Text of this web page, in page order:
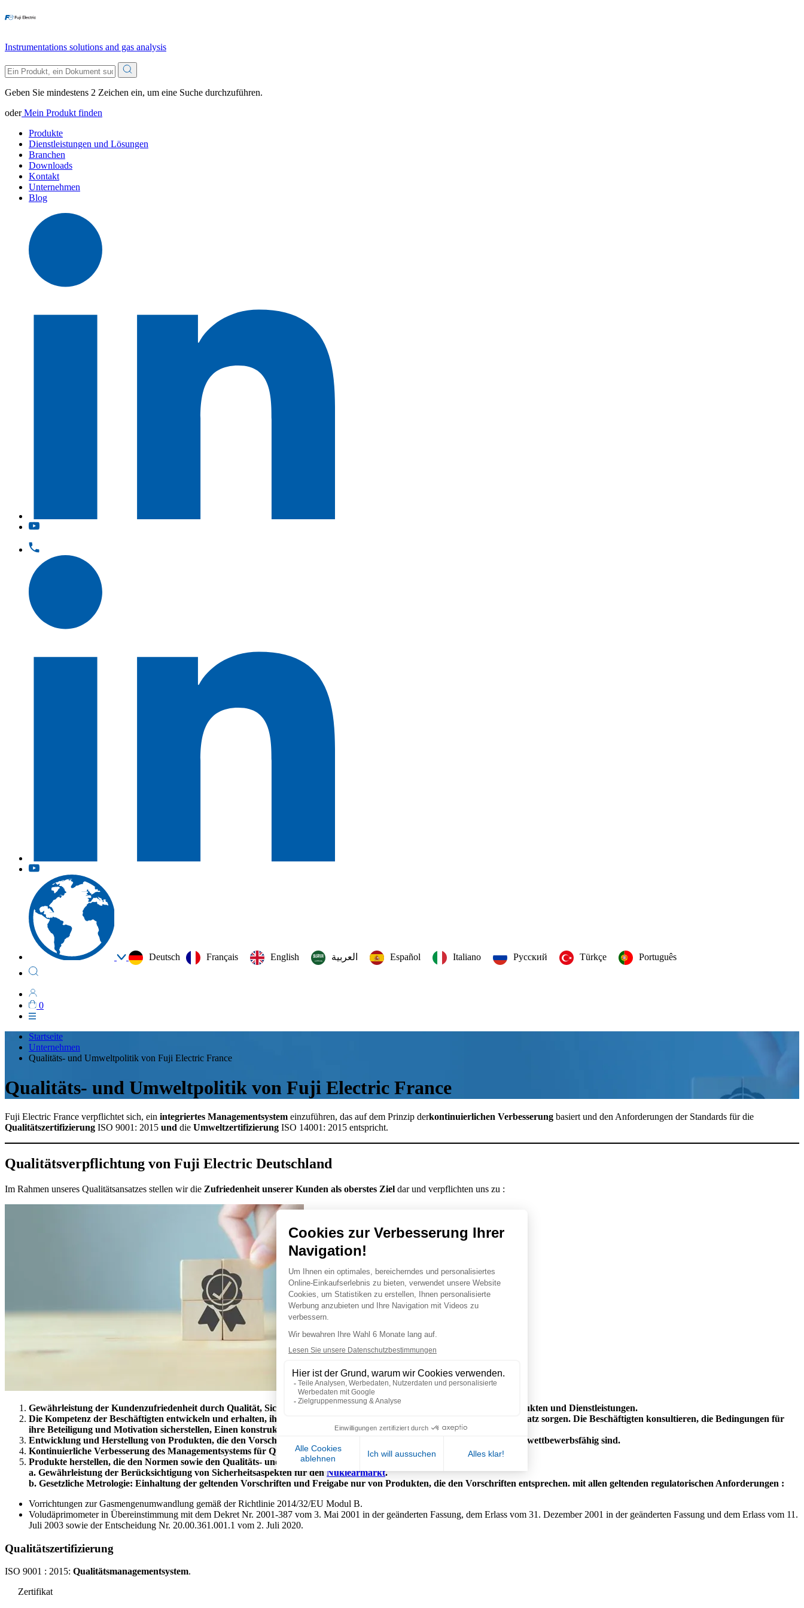
Instrumentations solutions and gas analysis
Geben Sie mindestens 2 Zeichen ein, um eine Suche durchzuführen.
oderMein Produkt finden
Produkte
Dienstleistungen und Lösungen
Branchen
Downloads
Kontakt
Unternehmen
Blog
Deutsch Français English العربية‏ Español Italiano Русский Türkçe Português
0
Startseite
Unternehmen
Qualitäts- und Umweltpolitik von Fuji Electric France
Qualitäts- und Umweltpolitik von Fuji Electric France
Fuji Electric France verpflichtet sich, ein integriertes Managementsystem einzuführen, das auf dem Prinzip derkontinuierlichen Verbesserung basiert und den Anforderungen der Standards für die
Qualitätszertifizierung ISO 9001: 2015 und die Umweltzertifizierung ISO 14001: 2015 entspricht.
Qualitätsverpflichtung von Fuji Electric Deutschland
Im Rahmen unseres Qualitätsansatzes stellen wir die Zufriedenheit unserer Kunden als oberstes Ziel dar und verpflichten uns zu :
Gewährleistung der Kundenzufriedenheit durch Qualität, Sicherheit, Konformität und termingerechte Lieferung von Produkten und Dienstleistungen.
Die Kompetenz der Beschäftigten entwickeln und erhalten, ihren Beitrag anerkennen, für ihre Lebensqualität am Arbeitsplatz sorgen. Die Beschäftigten konsultieren, die Bedingungen für
ihre Beteiligung und Motivation sicherstellen, Einen konstruktiven Dialog mit ihnen und ihren Vertretern pflegen.
Entwicklung und Herstellung von Produkten, die den Vorschriften entsprechen, sicher, effizient, innovativ, zuverlässig und wettbewerbsfähig sind.
Kontinuierliche Verbesserung des Managementsystems für Qualität, Gesundheit und Sicherheit am Arbeitsplatz.
Produkte herstellen, die den Normen sowie den Qualitäts- und Sicherheitsanforderungen entsprechen :
a. Gewährleistung der Berücksichtigung von Sicherheitsaspekten für denNuklearmarkt.
b. Gesetzliche Metrologie: Einhaltung der geltenden Vorschriften und Freigabe nur von Produkten, die den Vorschriften entsprechen. mit allen geltenden regulatorischen Anforderungen :
Vorrichtungen zur Gasmengenumwandlung gemäß der Richtlinie 2014/32/EU Modul B.
Voludäprimometer in Übereinstimmung mit dem Dekret Nr. 2001-387 vom 3. Mai 2001 in der geänderten Fassung, dem Erlass vom 31. Dezember 2001 in der geänderten Fassung und dem Erlass vom 11.
Juli 2003 sowie der Entscheidung Nr. 20.00.361.001.1 vom 2. Juli 2020.
Qualitätszertifizierung
ISO 9001 : 2015: Qualitätsmanagementsystem.
Zertifikat